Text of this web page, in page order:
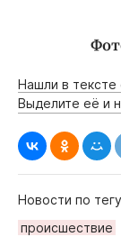
Нашли в тексте
Выделите её и
Новости по тегу
происшествие